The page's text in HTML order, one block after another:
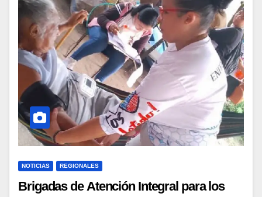
NOTICIAS REGIONALES
Brigadas de Atención Integral para los